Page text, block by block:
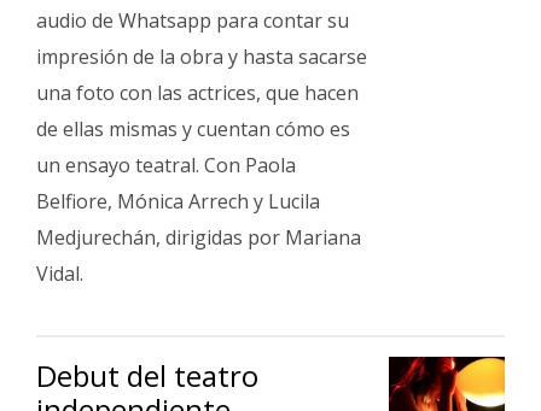
audio de Whatsapp para contar su
impresión de la obra y hasta sacarse
una foto con las actrices, que hacen
de ellas mismas y cuentan cómo es
un ensayo teatral. Con Paola
Belfiore, Mónica Arrech y Lucila
Medjurechán, dirigidas por Mariana
Vidal.
Debut del teatro